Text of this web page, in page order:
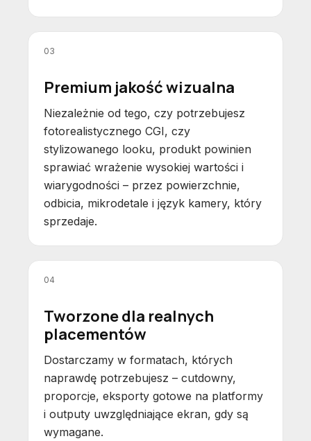
03
Premium jakość wizualna
Niezależnie od tego, czy potrzebujesz
fotorealistycznego CGI, czy
stylizowanego looku, produkt powinien
sprawiać wrażenie wysokiej wartości i
wiarygodności – przez powierzchnie,
odbicia, mikrodetale i język kamery, który
sprzedaje.
04
Tworzone dla realnych
placementów
Dostarczamy w formatach, których
naprawdę potrzebujesz – cutdowny,
proporcje, eksporty gotowe na platformy
i outputy uwzględniające ekran, gdy są
wymagane.